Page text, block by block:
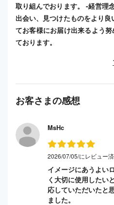
取り組んでおります。 -経営理
出会い、見つけたものをより
てお客様にお届け出来るよう
ております。
お客さまの感想
MsHc
2026/07/05/にレビュー
イメージにあうよい
く大切に使用したい
応していただいたと
ました。